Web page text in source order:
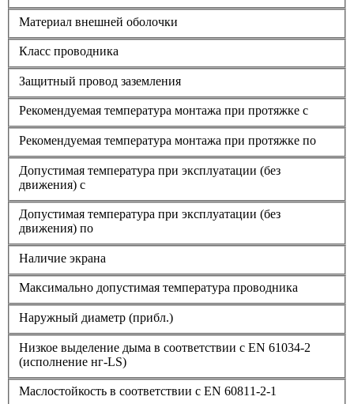
Материал внешней оболочки
Класс проводника
Защитный провод заземления
Рекомендуемая температура монтажа при протяжке с
Рекомендуемая температура монтажа при протяжке по
Допустимая температура при эксплуатации (без
движения) с
Допустимая температура при эксплуатации (без
движения) по
Наличие экрана
Максимально допустимая температура проводника
Наружный диаметр (прибл.)
Низкое выделение дыма в соответствии с EN 61034-2
(исполнение нг-LS)
Маслостойкость в соответствии с EN 60811-2-1